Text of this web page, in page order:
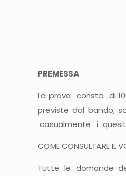
PREMESSA
La prova consta di
previste dal bando,
casualmente i
COME CONSULTARE IL
Tutte le domande